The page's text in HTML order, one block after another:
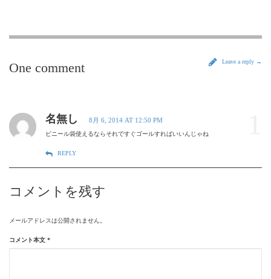
One comment Leave a reply →
名無し 8月 6, 2014 AT 12:50 PM
ビニール袋使えるならそれですぐゴールすればいいんじゃね
REPLY
コメントを残す
メールアドレスは公開されません。
コメント本文 *